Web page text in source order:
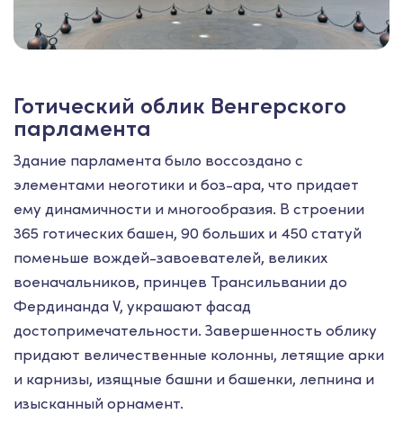
Готический облик Венгерского
парламента
Здание парламента было воссоздано с
элементами неоготики и боз-ара, что придает
ему динамичности и многообразия. В строении
365 готических башен, 90 больших и 450 статуй
поменьше вождей-завоевателей, великих
военачальников, принцев Трансильвании до
Фердинанда V, украшают фасад
достопримечательности. Завершенность облику
придают величественные колонны, летящие арки
и карнизы, изящные башни и башенки, лепнина и
изысканный орнамент.